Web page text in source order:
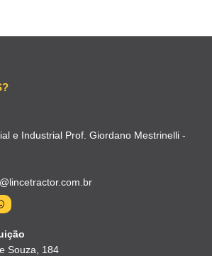
e Industrial Prof. Giordano Mestrinelli -
Souza, 184